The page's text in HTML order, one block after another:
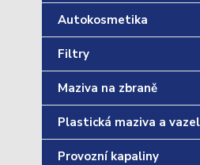
Autokosmetika
Filtry
Maziva na zbraně
Plastická maziva a
Provozní kapaliny